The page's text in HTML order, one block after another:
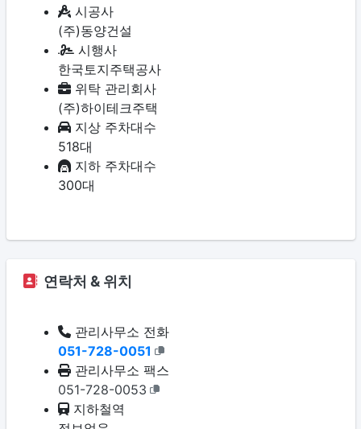
시공사
(주)동양건설
시행사
한국토지주택공사
위탁 관리회사
(주)하이테크주택
지상 주차대수
518대
지하 주차대수
300대
연락처 & 위치
관리사무소 전화
051-728-0051
관리사무소 팩스
051-728-0053
지하철역